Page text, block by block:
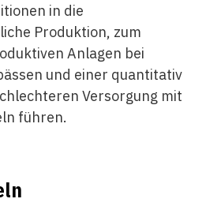
in die
Produktion, zum
Anlagen bei
und einer quantitativ
Versorgung mit
führen.